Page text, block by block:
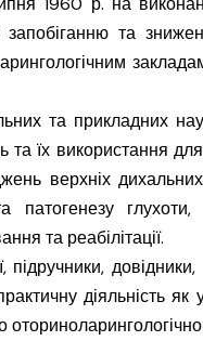
та
закладам
та прикладних
їх використання
верхніх
глухоти,
та реабілітації.
діяльність